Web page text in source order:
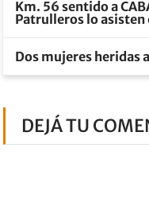
Km. 56 sentido a
Patrulleros lo asisten
Dos mujeres heridas
DEJÁ TU